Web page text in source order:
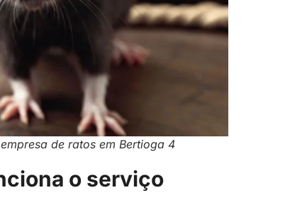
de ratos em Bertioga 4
o serviço